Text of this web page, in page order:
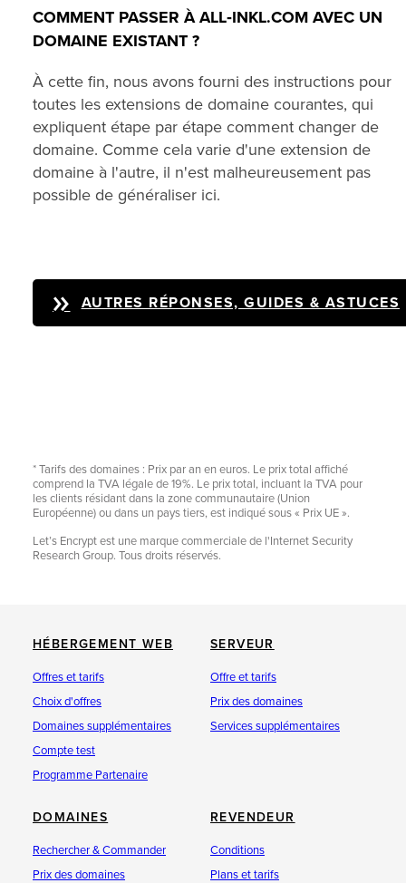
COMMENT PASSER À ALL‑INKL.COM AVEC UN
DOMAINE EXISTANT ?
À cette fin, nous avons fourni des instructions pour
toutes les extensions de domaine courantes, qui
expliquent étape par étape comment changer de
domaine. Comme cela varie d'une extension de
domaine à l'autre, il n'est malheureusement pas
possible de généraliser ici.
AUTRES RÉPONSES, GUIDES & ASTUCES
* Tarifs des domaines : Prix par an en euros. Le prix total affiché
comprend la TVA légale de 19%. Le prix total, incluant la TVA pour
les clients résidant dans la zone communautaire (Union
Européenne) ou dans un pays tiers, est indiqué sous « Prix UE ».
Let’s Encrypt est une marque commerciale de l'Internet Security
Research Group. Tous droits réservés.
HÉBERGEMENT WEB
Offres et tarifs
Choix d'offres
Domaines supplémentaires
Compte test
Programme Partenaire
SERVEUR
Offre et tarifs
Prix des domaines
Services supplémentaires
DOMAINES
Rechercher & Commander
Prix des domaines
REVENDEUR
Conditions
Plans et tarifs